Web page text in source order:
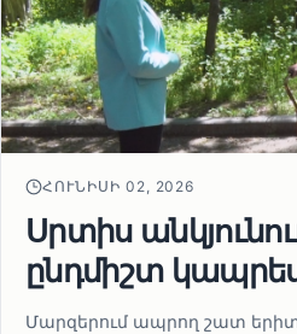
ՀՈՒՆԻՍԻ 02, 2026
Սրտիս
ընդմիշտ
Մարզերում ապրող շատ